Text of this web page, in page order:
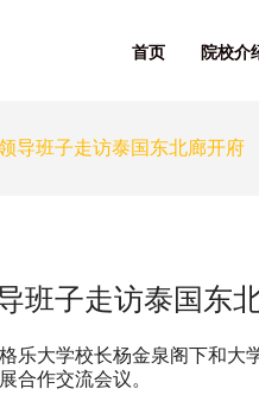
首页 院校介
导班子走访泰国东北廊开府
班子走访泰国东
乐大学校长杨金泉阁下和
合作交流会议。